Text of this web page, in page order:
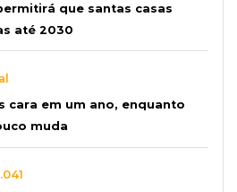
que santas casas
até 2030
cara em um ano, enquanto
muda